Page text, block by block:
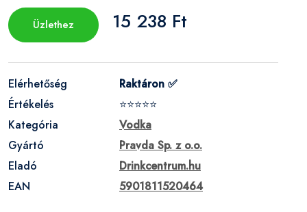
Üzlethez 15 238 Ft
Elérhetőség
Raktáron ✅
Értékelés
⭐⭐⭐⭐⭐
Kategória
Vodka
Gyártó
Pravda Sp. z o.o.
Eladó
Drinkcentrum.hu
EAN
5901811520464